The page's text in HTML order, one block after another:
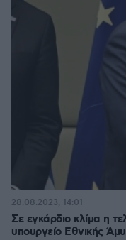
Σε εγκάρδιο κλίμα η
υπουργείο Εθνικής
28.08.2023, 14:01